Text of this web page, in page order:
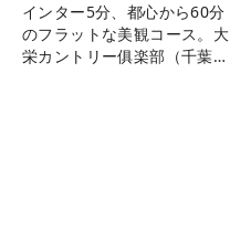
インター5分、都心から60分
のフラットな美観コース。大
栄カントリー俱楽部（千葉